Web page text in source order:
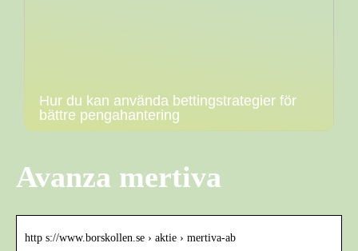
Hur du kan använda bettingstrategier för
bättre pengahantering
Avanza mertiva
http s://www.borskollen.se › aktie › mertiva-ab